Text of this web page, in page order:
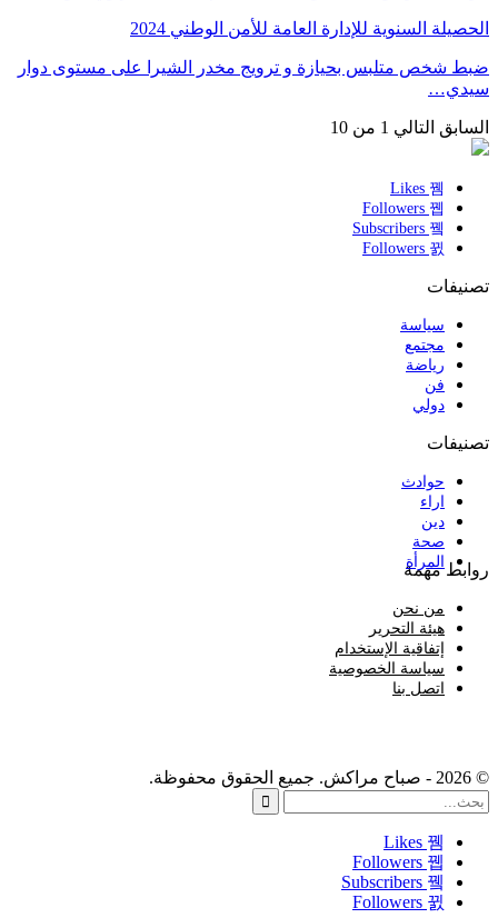
الحصيلة السنوية للإدارة العامة للأمن الوطني 2024
ضبط شخص متلبس بحيازة و ترويج مخدر الشيرا على مستوى دوار
سيدي…
السابق التالي 1 من 10
تصنيفات
سياسة
مجتمع
رياضة
فن
دولي
تصنيفات
حوادث
اراء
دين
صحة
المرأة
روابط مهمة
من نحن
هيئة التحرير
إتفاقية الإستخدام
سياسة الخصوصية
اتصل بنا
© 2026 - صباح مراكش. جميع الحقوق محفوظة.